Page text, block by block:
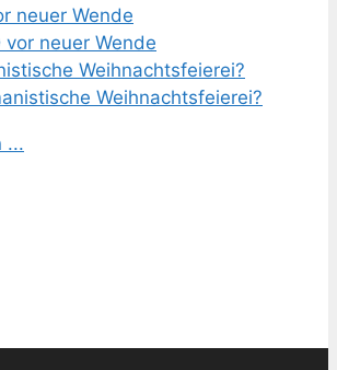
neuer Wende
Weihnachtsfeierei?
...